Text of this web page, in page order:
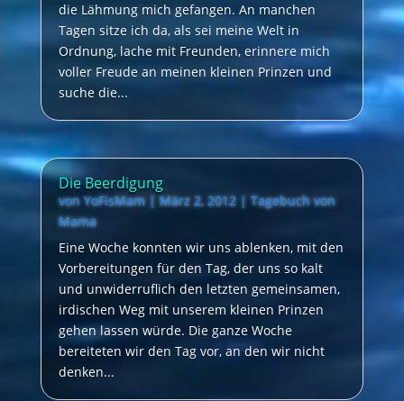
die Lähmung mich gefangen. An manchen
Tagen sitze ich da, als sei meine Welt in
Ordnung, lache mit Freunden, erinnere mich
voller Freude an meinen kleinen Prinzen und
suche die...
Die Beerdigung
vonYoFisMam| März 2, 2012| Tagebuch von
Mama
Eine Woche konnten wir uns ablenken, mit den
Vorbereitungen für den Tag, der uns so kalt
und unwiderruflich den letzten gemeinsamen,
irdischen Weg mit unserem kleinen Prinzen
gehen lassen würde. Die ganze Woche
bereiteten wir den Tag vor, an den wir nicht
denken...